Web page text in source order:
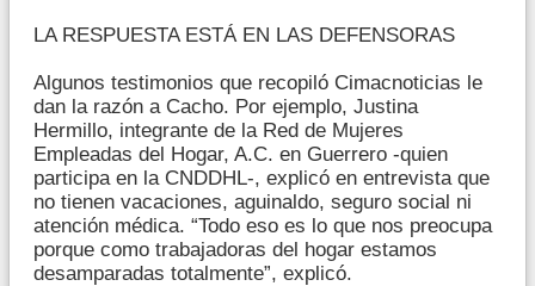
LA RESPUESTA ESTÁ EN LAS DEFENSORAS
Algunos testimonios que recopiló Cimacnoticias le
dan la razón a Cacho. Por ejemplo, Justina
Hermillo, integrante de la Red de Mujeres
Empleadas del Hogar, A.C. en Guerrero -quien
participa en la CNDDHL-, explicó en entrevista que
no tienen vacaciones, aguinaldo, seguro social ni
atención médica. “Todo eso es lo que nos preocupa
porque como trabajadoras del hogar estamos
desamparadas totalmente”, explicó.